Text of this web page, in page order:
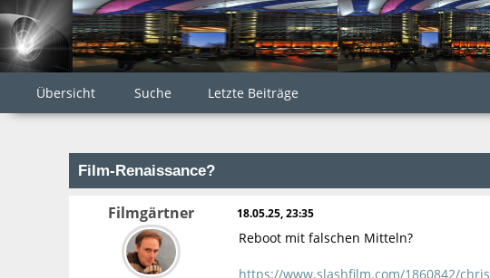
Übersicht Suche Letzte Beiträge
Film-Renaissance?
Filmgärtner 18.05.25, 23:35
Reboot mit falschen Mitteln?
https://www.slashfilm.com/1860842/